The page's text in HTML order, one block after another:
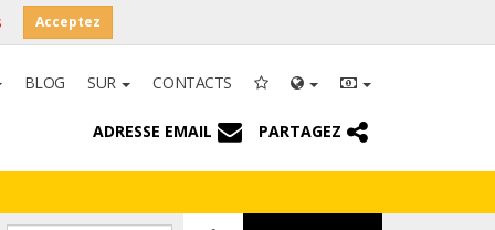
Acceptez
BLOG SUR CONTACTS
ADRESSE EMAIL PARTAGEZ